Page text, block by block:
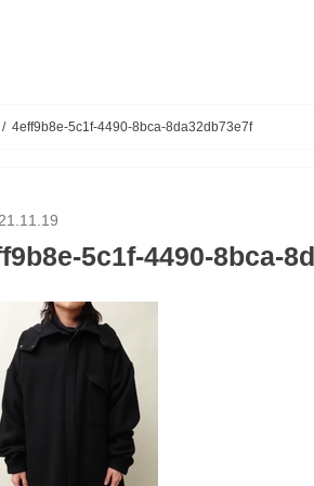
4eff9b8e-5c1f-4490-8bca-8da32db73e7f
5c1f-4490-8bca-